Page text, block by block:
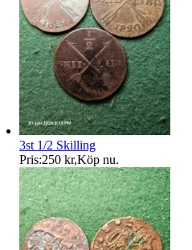
3st 1/2 Skilling
Pris:250 kr,Köp nu.